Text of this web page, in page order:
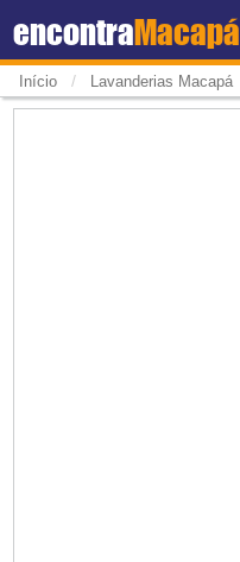
encontraMacapá
Início / Lavanderias Macapá